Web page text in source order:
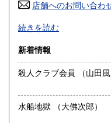
高知県
佐賀県
熊本県
沖縄県
店舗へのお問い合わ
古書全般豊富な仕入れ
写真集「アイドル」に力
沿線名：-
最寄駅：名鉄バス停岩作
営業時間：-
書籍の買取について
続きを読む
新着情報
殺人クラブ会員
水船地獄 （大佛次郎）